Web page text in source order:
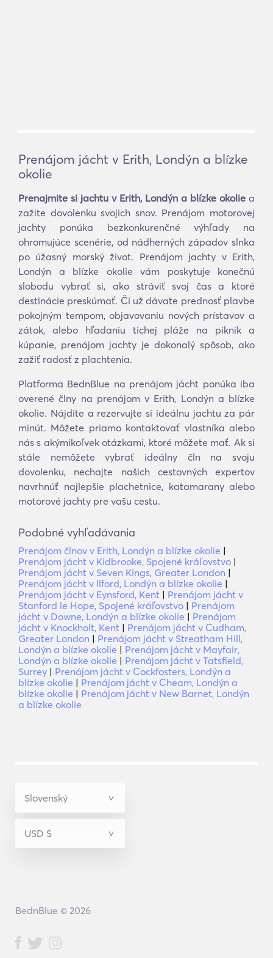
Prenájom jácht v Erith, Londýn a blízke
okolie
Prenajmite si jachtu v Erith, Londýn a blízke okolie a
zažite dovolenku svojich snov. Prenájom motorovej
jachty ponúka bezkonkurenčné výhľady na
ohromujúce scenérie, od nádherných západov slnka
po úžasný morský život. Prenájom jachty v Erith,
Londýn a blízke okolie vám poskytuje konečnú
slobodu vybrať si, ako stráviť svoj čas a ktoré
destinácie preskúmať. Či už dávate prednosť plavbe
pokojným tempom, objavovaniu nových prístavov a
zátok, alebo hľadaniu tichej pláže na piknik a
kúpanie, prenájom jachty je dokonalý spôsob, ako
zažiť radosť z plachtenia.
Platforma BednBlue na prenájom jácht ponúka iba
overené člny na prenájom v Erith, Londýn a blízke
okolie. Nájdite a rezervujte si ideálnu jachtu za pár
minút. Môžete priamo kontaktovať vlastníka alebo
nás s akýmikoľvek otázkami, ktoré môžete mať. Ak si
stále nemôžete vybrať ideálny čln na svoju
dovolenku, nechajte našich cestovných expertov
navrhnúť najlepšie plachetnice, katamarany alebo
motorové jachty pre vašu cestu.
Podobné vyhľadávania
Prenájom člnov v Erith, Londýn a blízke okolie |
Prenájom jácht v Kidbrooke, Spojené kráľovstvo |
Prenájom jácht v Seven Kings, Greater London |
Prenájom jácht v Ilford, Londýn a blízke okolie |
Prenájom jácht v Eynsford, Kent | Prenájom jácht v
Stanford le Hope, Spojené kráľovstvo | Prenájom
jácht v Downe, Londýn a blízke okolie | Prenájom
jácht v Knockholt, Kent | Prenájom jácht v Cudham,
Greater London | Prenájom jácht v Streatham Hill,
Londýn a blízke okolie | Prenájom jácht v Mayfair,
Londýn a blízke okolie | Prenájom jácht v Tatsfield,
Surrey | Prenájom jácht v Cockfosters, Londýn a
blízke okolie | Prenájom jácht v Cheam, Londýn a
blízke okolie | Prenájom jácht v New Barnet, Londýn
a blízke okolie
BednBlue © 2026